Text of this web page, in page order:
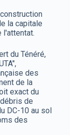
la capitale
l'attentat.
du Ténéré,
des
de la
exact du
de
DC-10 au sol
des